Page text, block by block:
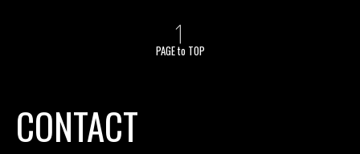
PAGE to TOP
CONTACT